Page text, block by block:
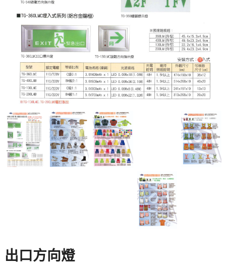
出口方向燈